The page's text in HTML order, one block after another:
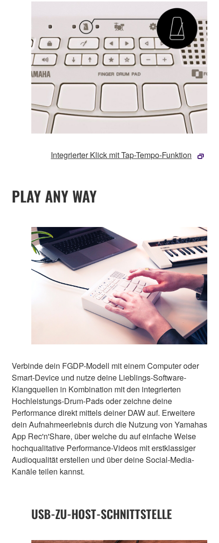
Integrierter Klick mit Tap-Tempo-Funktion
PLAY ANY WAY
Verbinde dein FGDP-Modell mit einem Computer oder
Smart-Device und nutze deine Lieblings-Software-
Klangquellen in Kombination mit den integrierten
Hochleistungs-Drum-Pads oder zeichne deine
Performance direkt mittels deiner DAW auf. Erweitere
dein Aufnahmeerlebnis durch die Nutzung von Yamahas
App Rec'n'Share, über welche du auf einfache Weise
hochqualitative Performance-Videos mit erstklassiger
Audioqualität erstellen und über deine Social-Media-
Kanäle teilen kannst.
USB-ZU-HOST-SCHNITTSTELLE